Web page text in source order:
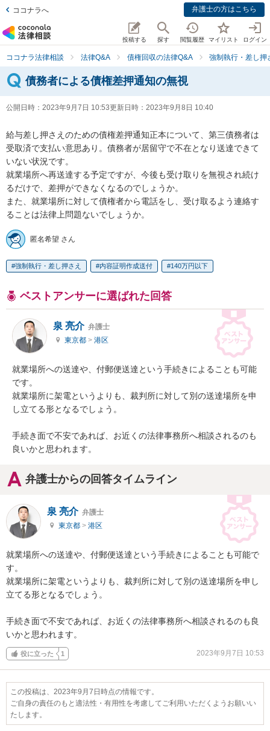
ココナラへ 弁護士の方はこちら
投稿する 探す 閲覧履歴 マイリスト ログイン
ココナラ法律相談 法律Q&A 債権回収の法律Q&A 強制執行・差し押
債務者による債権差押通知の無視
公開日時： 2023年9月7日 10:53更新日時： 2023年9月8日 10:40
給与差し押さえのための債権差押通知正本について、第三債務者は
受取済で支払い意思あり。債務者が居留守で不在となり送達できて
いない状況です。
就業場所へ再送達する予定ですが、今後も受け取りを無視され続け
るだけで、差押ができなくなるのでしょうか。
また、就業場所に対して債権者から電話をし、受け取るよう連絡す
ることは法律上問題ないでしょうか。
匿名希望 さん
強制執行・差し押さえ 内容証明作成送付 140万円以下
ベストアンサーに選ばれた回答
泉 亮介 弁護士
東京都 > 港区
就業場所への送達や、付郵便送達という手続きによることも可能
です。
就業場所に架電というよりも、裁判所に対して別の送達場所を申
し立てる形となるでしょう。
手続き面で不安であれば、お近くの法律事務所へ相談されるのも
良いかと思われます。
弁護士からの回答タイムライン
泉 亮介 弁護士
東京都 > 港区
就業場所への送達や、付郵便送達という手続きによることも可能で
す。
就業場所に架電というよりも、裁判所に対して別の送達場所を申し
立てる形となるでしょう。
手続き面で不安であれば、お近くの法律事務所へ相談されるのも良
いかと思われます。
役に立った 1 2023年9月7日 10:53
この投稿は、2023年9月7日時点の情報です。
ご自身の責任のもと適法性・有用性を考慮してご利用いただくようお願いい
たします。